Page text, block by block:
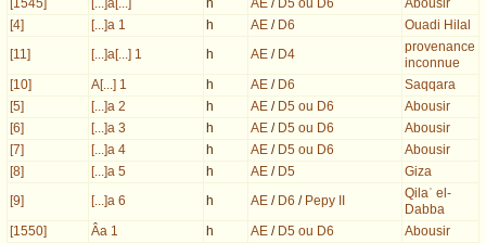
[1545]
[...]â[...] h AE / D5 ou D6
Abousir
[4]
[...]a 1 h AE / D6
Ouadi Hilal
[11]
[...]a[...] 1 h AE / D4
provenance
inconnue
[10]
A[...] 1 h AE / D6
Saqqara
[5]
[...]a 2 h AE / D5 ou D6
Abousir
[6]
[...]a 3 h AE / D5 ou D6
Abousir
[7]
[...]a 4 h AE / D5 ou D6
Abousir
[8]
[...]a 5 h AE / D5
Giza
[9]
[...]a 6 h AE / D6 / Pepy II
Qilaʿ el-
Dabba
[1550]
Âa 1 h AE / D5 ou D6
Abousir